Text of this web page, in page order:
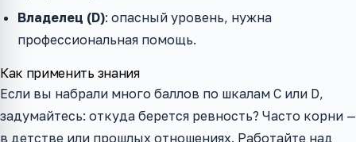
Владелец (D): опасный уровень, нужна
профессиональная помощь.
Как применить знания
Если вы набрали много баллов по шкалам C или D,
задумайтесь: откуда берется ревность? Часто корни —
в детстве или прошлых отношениях. Работайте над